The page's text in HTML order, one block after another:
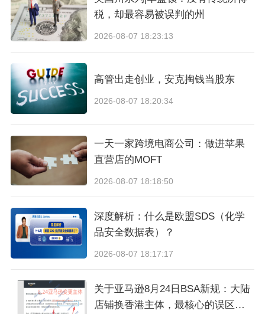
税，却最容易被误判的州
2026-08-07 18:23:13
高管出走创业，安克掏钱当股东
2026-08-07 18:20:34
一天一家跨境电商公司：做进苹果
直营店的MOFT
2026-08-07 18:18:50
深度解析：什么是欧盟SDS（化学
品安全数据表）？
2026-08-07 18:17:17
关于亚马逊8月24日BSA新规：大陆
店铺换香港主体，最核心的误区与